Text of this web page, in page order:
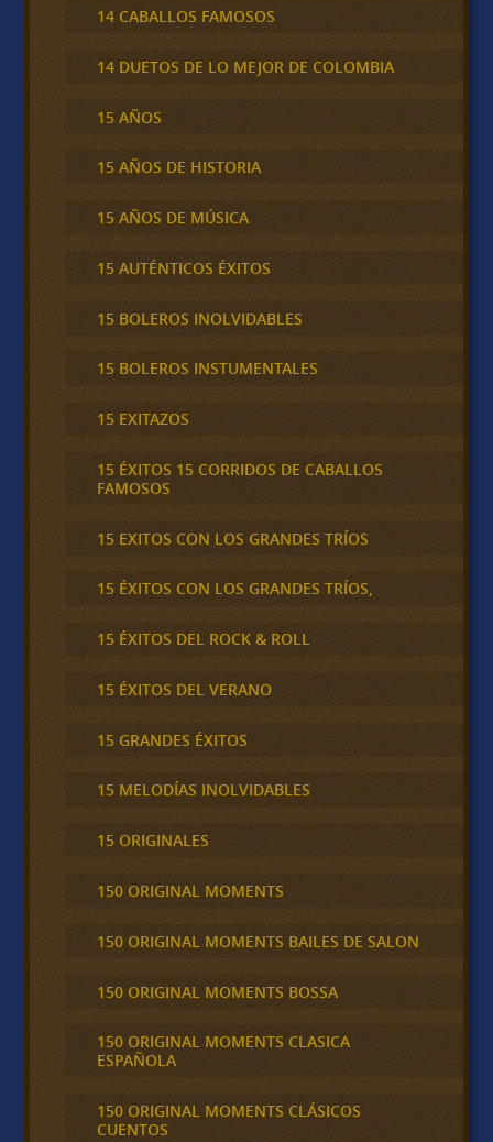
14 CABALLOS FAMOSOS
14 DUETOS DE LO MEJOR DE COLOMBIA
15 AÑOS
15 AÑOS DE HISTORIA
15 AÑOS DE MÚSICA
15 AUTÉNTICOS ÉXITOS
15 BOLEROS INOLVIDABLES
15 BOLEROS INSTUMENTALES
15 EXITAZOS
15 ÉXITOS 15 CORRIDOS DE CABALLOS
FAMOSOS
15 EXITOS CON LOS GRANDES TRÍOS
15 ÉXITOS CON LOS GRANDES TRÍOS,
15 ÉXITOS DEL ROCK & ROLL
15 ÉXITOS DEL VERANO
15 GRANDES ÉXITOS
15 MELODÍAS INOLVIDABLES
15 ORIGINALES
150 ORIGINAL MOMENTS
150 ORIGINAL MOMENTS BAILES DE SALON
150 ORIGINAL MOMENTS BOSSA
150 ORIGINAL MOMENTS CLASICA
ESPAÑOLA
150 ORIGINAL MOMENTS CLÁSICOS
CUENTOS